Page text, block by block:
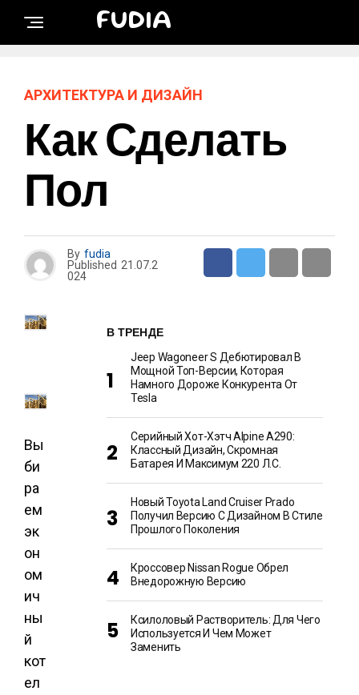
FUDIA
АРХИТЕКТУРА И ДИЗАЙН
Как Сделать
Пол
By fudia
Published 21.07.2
024
Вы
би
ра
ем
эк
он
ом
ич
ны
й
кот
ел
В ТРЕНДЕ
Jeep Wagoneer S Дебютировал В
Мощной Топ-Версии, Которая
Намного Дороже Конкурента От
Tesla
Серийный Хот-Хэтч Alpine A290:
Классный Дизайн, Скромная
Батарея И Максимум 220 Л.с.
Новый Toyota Land Cruiser Prado
Получил Версию С Дизайном В Стиле
Прошлого Поколения
Кроссовер Nissan Rogue Обрел
Внедорожную Версию
Ксилоловый Растворитель: Для Чего
Используется И Чем Может
Заменить